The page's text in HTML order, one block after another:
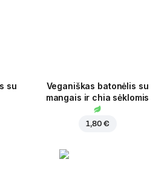
su
Veganiškas batonėlis su
mangais ir chia sėklomis
1,80 €